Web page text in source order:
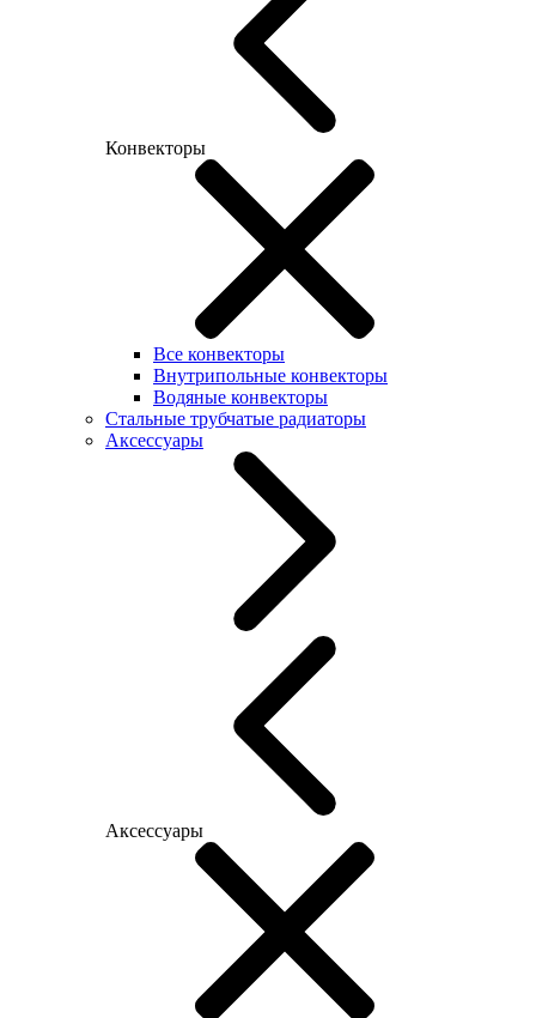
Конвекторы
Все конвекторы
Внутрипольные конвекторы
Водяные конвекторы
Стальные трубчатые радиаторы
Аксессуары
Аксессуары